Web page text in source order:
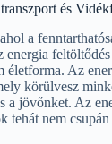
és
a
energia
életforma. Az
körülvesz
a jövőnket. Az
tehát nem